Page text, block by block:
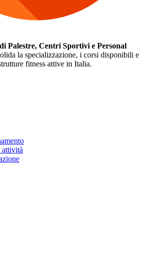
Palestre, Centri Sportivi e Personal
la specializzazione, i corsi disponibili e
fitness attive in Italia.